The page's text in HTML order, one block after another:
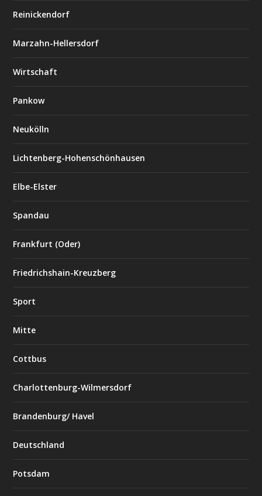
Reinickendorf
Marzahn-Hellersdorf
Wirtschaft
Pankow
Neukölln
Lichtenberg-Hohenschönhausen
Elbe-Elster
Spandau
Frankfurt (Oder)
Friedrichshain-Kreuzberg
Sport
Mitte
Cottbus
Charlottenburg-Wilmersdorf
Brandenburg/ Havel
Deutschland
Potsdam